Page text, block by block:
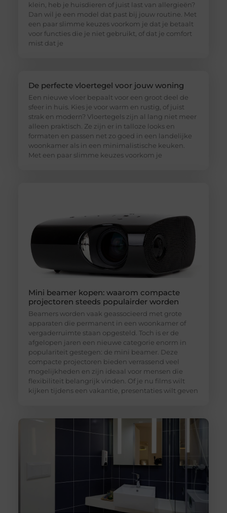
klein, heb je huisdieren of juist last van allergieën?
Dan wil je een model dat past bij jouw routine. Met
een paar slimme keuzes voorkom je dat je betaalt
voor functies die je niet gebruikt, of dat je comfort
mist dat je
De perfecte vloertegel voor jouw woning
Een nieuwe vloer bepaalt voor een groot deel de
sfeer in huis. Kies je voor warm en rustig, of juist
strak en modern? Vloertegels zijn al lang niet meer
alleen praktisch. Ze zijn er in talloze looks en
formaten en passen net zo goed in een landelijke
woonkamer als in een minimalistische keuken.
Met een paar slimme keuzes voorkom je
Mini beamer kopen: waarom compacte
projectoren steeds populairder worden
Beamers worden vaak geassocieerd met grote
apparaten die permanent in een woonkamer of
vergaderruimte staan opgesteld. Toch is er de
afgelopen jaren een nieuwe categorie enorm in
populariteit gestegen: de mini beamer. Deze
compacte projectoren bieden verrassend veel
mogelijkheden en zijn ideaal voor mensen die
flexibiliteit belangrijk vinden. Of je nu films wilt
kijken tijdens een vakantie, presentaties wilt geven